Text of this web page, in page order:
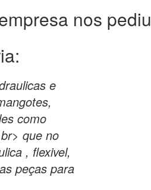
nos
e
como
que no
, flexivel,
peças para